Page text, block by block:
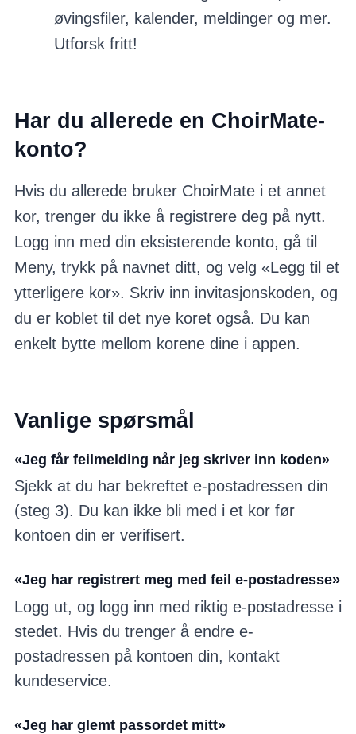
øvingsfiler, kalender, meldinger og mer.
Utforsk fritt!
Har du allerede en ChoirMate-
konto?
Hvis du allerede bruker ChoirMate i et annet
kor, trenger du ikke å registrere deg på nytt.
Logg inn med din eksisterende konto, gå til
Meny, trykk på navnet ditt, og velg «Legg til et
ytterligere kor». Skriv inn invitasjonskoden, og
du er koblet til det nye koret også. Du kan
enkelt bytte mellom korene dine i appen.
Vanlige spørsmål
«Jeg får feilmelding når jeg skriver inn koden»
Sjekk at du har bekreftet e-postadressen din
(steg 3). Du kan ikke bli med i et kor før
kontoen din er verifisert.
«Jeg har registrert meg med feil e-postadresse»
Logg ut, og logg inn med riktig e-postadresse i
stedet. Hvis du trenger å endre e-
postadressen på kontoen din, kontakt
kundeservice.
«Jeg har glemt passordet mitt»